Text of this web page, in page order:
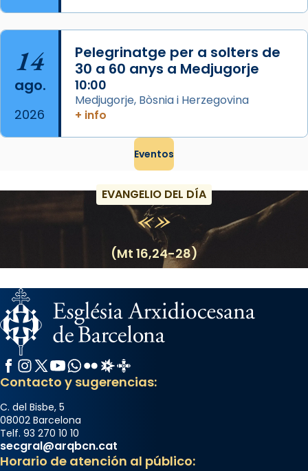
14
ago.
2026
Pelegrinatge per a solters de
30 a 60 anys a Medjugorje
10:00
Medjugorje, Bòsnia i Herzegovina
+ info
Eventos
EVANGELIO DEL DÍA
(Mt 16,24-28)
Facebook
Instagram
X / Twitter
YouTube
WhatsApp
FlickrRadio Estel
Catalunya Cristiana
Contacto y sugerencias:
C. del Bisbe, 5
08002 Barcelona
Telf. 93 270 10 10
secgral@arqbcn.cat
Horario de atención al público: